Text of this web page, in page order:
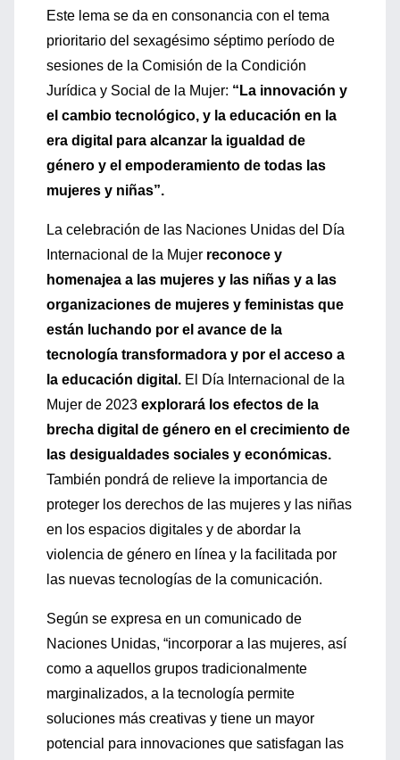
Este lema se da en consonancia con el tema
prioritario del sexagésimo séptimo período de
sesiones de la Comisión de la Condición
Jurídica y Social de la Mujer: “La innovación y
el cambio tecnológico, y la educación en la
era digital para alcanzar la igualdad de
género y el empoderamiento de todas las
mujeres y niñas”.
La celebración de las Naciones Unidas del Día
Internacional de la Mujer reconoce y
homenajea a las mujeres y las niñas y a las
organizaciones de mujeres y feministas que
están luchando por el avance de la
tecnología transformadora y por el acceso a
la educación digital. El Día Internacional de la
Mujer de 2023 explorará los efectos de la
brecha digital de género en el crecimiento de
las desigualdades sociales y económicas.
También pondrá de relieve la importancia de
proteger los derechos de las mujeres y las niñas
en los espacios digitales y de abordar la
violencia de género en línea y la facilitada por
las nuevas tecnologías de la comunicación.
Según se expresa en un comunicado de
Naciones Unidas, “incorporar a las mujeres, así
como a aquellos grupos tradicionalmente
marginalizados, a la tecnología permite
soluciones más creativas y tiene un mayor
potencial para innovaciones que satisfagan las